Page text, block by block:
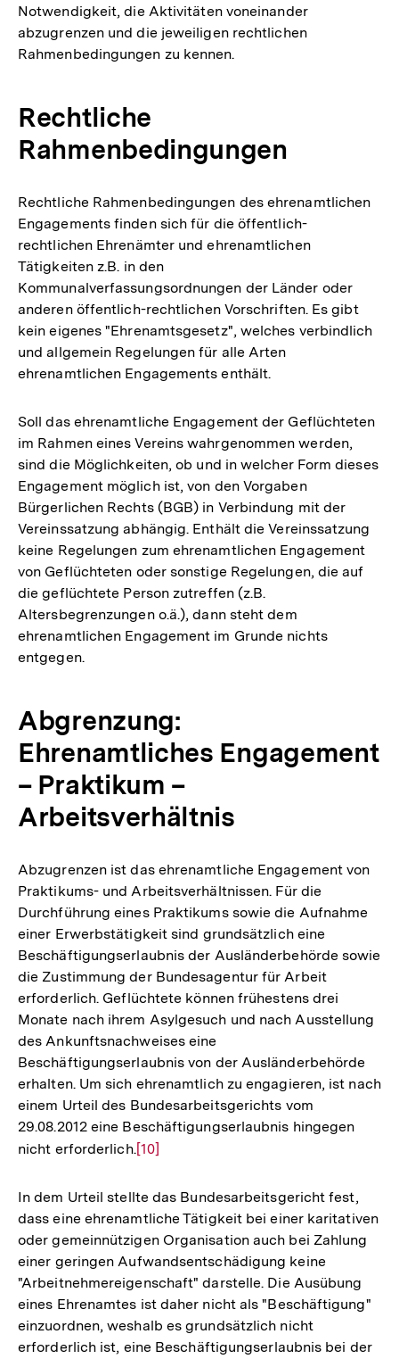
Notwendigkeit, die Aktivitäten voneinander
abzugrenzen und die jeweiligen rechtlichen
Rahmenbedingungen zu kennen.
Rechtliche
Rahmenbedingungen
Rechtliche Rahmenbedingungen des ehrenamtlichen
Engagements finden sich für die öffentlich-
rechtlichen Ehrenämter und ehrenamtlichen
Tätigkeiten z.B. in den
Kommunalverfassungsordnungen der Länder oder
anderen öffentlich-rechtlichen Vorschriften. Es gibt
kein eigenes "Ehrenamtsgesetz", welches verbindlich
und allgemein Regelungen für alle Arten
ehrenamtlichen Engagements enthält.
Soll das ehrenamtliche Engagement der Geflüchteten
im Rahmen eines Vereins wahrgenommen werden,
sind die Möglichkeiten, ob und in welcher Form dieses
Engagement möglich ist, von den Vorgaben
Bürgerlichen Rechts (BGB) in Verbindung mit der
Vereinssatzung abhängig. Enthält die Vereinssatzung
keine Regelungen zum ehrenamtlichen Engagement
von Geflüchteten oder sonstige Regelungen, die auf
die geflüchtete Person zutreffen (z.B.
Altersbegrenzungen o.ä.), dann steht dem
ehrenamtlichen Engagement im Grunde nichts
entgegen.
Abgrenzung:
Ehrenamtliches Engagement
– Praktikum –
Arbeitsverhältnis
Abzugrenzen ist das ehrenamtliche Engagement von
Praktikums- und Arbeitsverhältnissen. Für die
Durchführung eines Praktikums sowie die Aufnahme
einer Erwerbstätigkeit sind grundsätzlich eine
Beschäftigungserlaubnis der Ausländerbehörde sowie
die Zustimmung der Bundesagentur für Arbeit
erforderlich. Geflüchtete können frühestens drei
Monate nach ihrem Asylgesuch und nach Ausstellung
des Ankunftsnachweises eine
Beschäftigungserlaubnis von der Ausländerbehörde
erhalten. Um sich ehrenamtlich zu engagieren, ist nach
einem Urteil des Bundesarbeitsgerichts vom
29.08.2012 eine Beschäftigungserlaubnis hingegen
nicht erforderlich.Zur
der
Fußnote
[10]
In dem Urteil stellte das Bundesarbeitsgericht fest,
dass eine ehrenamtliche Tätigkeit bei einer karitativen
oder gemeinnützigen Organisation auch bei Zahlung
einer geringen Aufwandsentschädigung keine
"Arbeitnehmereigenschaft" darstelle. Die Ausübung
eines Ehrenamtes ist daher nicht als "Beschäftigung"
einzuordnen, weshalb es grundsätzlich nicht
erforderlich ist, eine Beschäftigungserlaubnis bei der